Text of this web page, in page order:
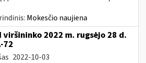
Mokesčio naujiena
viršininko 2022 m. rugsėjo 28 d.
72
2022-10-03